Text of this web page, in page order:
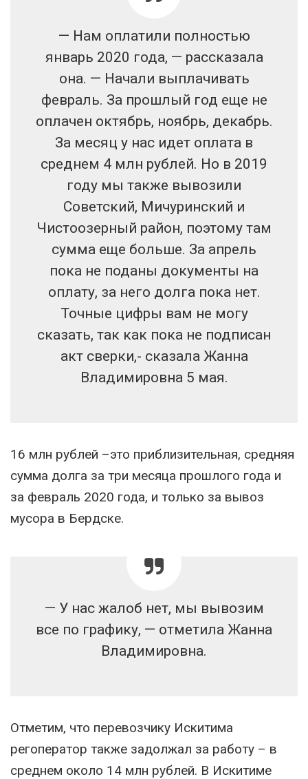
— Нам оплатили полностью
январь 2020 года, — рассказала
она. — Начали выплачивать
февраль. За прошлый год еще не
оплачен октябрь, ноябрь, декабрь.
За месяц у нас идет оплата в
среднем 4 млн рублей. Но в 2019
году мы также вывозили
Советский, Мичуринский и
Чистоозерный район, поэтому там
сумма еще больше. За апрель
пока не поданы документы на
оплату, за него долга пока нет.
Точные цифры вам не могу
сказать, так как пока не подписан
акт сверки,- сказала Жанна
Владимировна 5 мая.
16 млн рублей –это приблизительная, средняя
сумма долга за три месяца прошлого года и
за февраль 2020 года, и только за вывоз
мусора в Бердске.
— У нас жалоб нет, мы вывозим
все по графику, — отметила Жанна
Владимировна.
Отметим, что перевозчику Искитима
регоператор также задолжал за работу – в
среднем около 14 млн рублей. В Искитиме